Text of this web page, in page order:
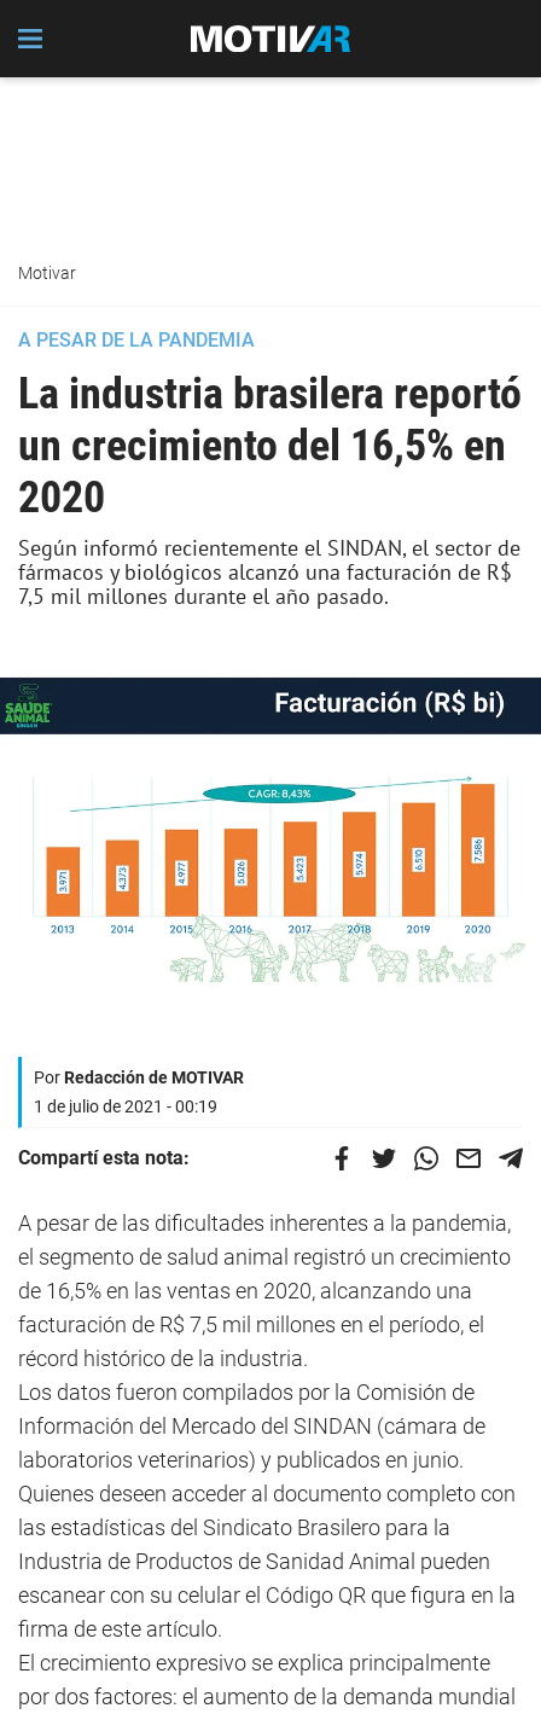
Motivar
A PESAR DE LA PANDEMIA
La industria brasilera reportó
un crecimiento del 16,5% en
2020
Según informó recientemente el SINDAN, el sector de
fármacos y biológicos alcanzó una facturación de R$
7,5 mil millones durante el año pasado.
PorRedacción de MOTIVAR
1 de julio de 2021 - 00:19
Compartí esta nota:
A pesar de las dificultades inherentes a la pandemia,
el segmento de salud animal registró un crecimiento
de 16,5% en las ventas en 2020, alcanzando una
facturación de R$ 7,5 mil millones en el período, el
récord histórico de la industria.
Los datos fueron compilados por la Comisión de
Información del Mercado del SINDAN (cámara de
laboratorios veterinarios) y publicados en junio.
Quienes deseen acceder al documento completo con
las estadísticas del Sindicato Brasilero para la
Industria de Productos de Sanidad Animal pueden
escanear con su celular el Código QR que figura en la
firma de este artículo.
El crecimiento expresivo se explica principalmente
por dos factores: el aumento de la demanda mundial